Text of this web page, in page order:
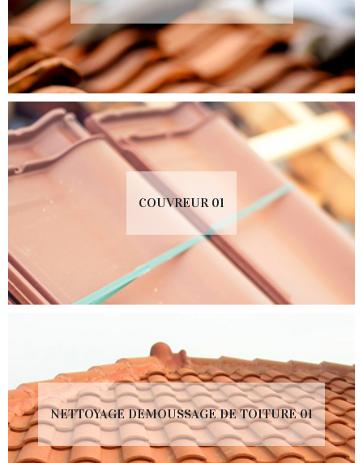
COUVREUR 01
NETTOYAGE DEMOUSSAGE DE TOITURE 01